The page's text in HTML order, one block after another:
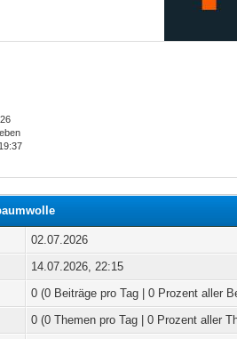
02.07.2026
14.07.2026, 22:15
0 (0 Beiträge pro Tag | 0 Prozent aller
0 (0 Themen pro Tag | 0 Prozent aller